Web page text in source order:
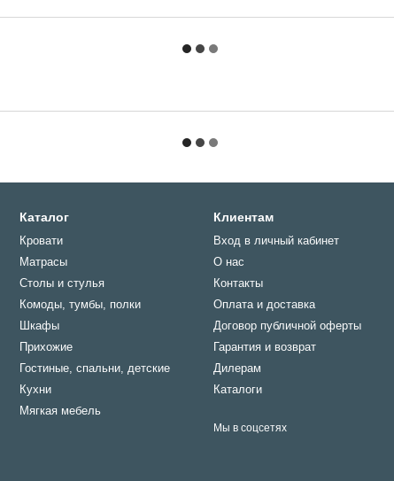
Каталог
Кровати
Матрасы
Столы и стулья
Комоды, тумбы, полки
Шкафы
Прихожие
Гостиные, спальни, детские
Кухни
Мягкая мебель
Клиентам
Вход в личный кабинет
О нас
Контакты
Оплата и доставка
Договор публичной оферты
Гарантия и возврат
Дилерам
Каталоги
Мы в соцсетях